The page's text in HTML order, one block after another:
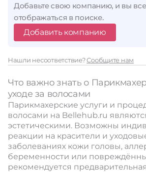
Добавьте свою компанию, и вы
отображаться в поиске.
Добавить компанию
Нашли несоответствие?Сообщите нам
Что важно знать о
уходе за волосами
Парикмахерские услуги и
волосами на Bellehub.ru
эстетическими. Возможны
реакции на красители и
заболеваниях кожи головы,
беременности или
рекомендуется